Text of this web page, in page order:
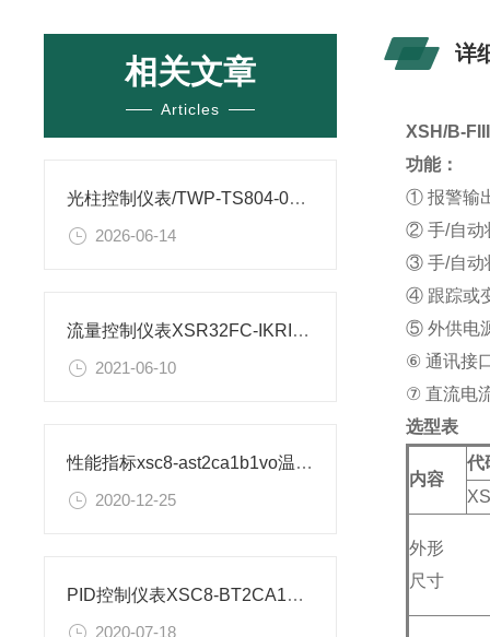
相关文章
Articles
光柱控制仪表/TWP-TS804-01-23-HL-P安装图纸
2026-06-14
流量控制仪表XSR32FC-IKRIA1B1B1M2V0安装尺寸
2021-06-10
性能指标xsc8-ast2ca1b1vo温度控制仪表
2020-12-25
PID控制仪表XSC8-BT2CA1B1A1V0如何设置
2020-07-18
详
XSH/B-
功能：
① 报警输
② 手/自动
③ 手/自动
④ 跟踪或
⑤ 外供电
⑥ 通讯接
⑦ 直流电
选型表
内容
代
外形
尺寸